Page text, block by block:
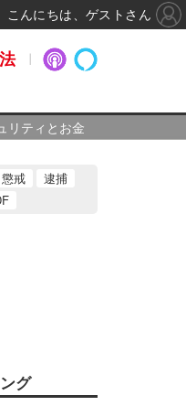
リティとお金
懲戒
逮捕
グ
こんにちは、ゲストさん